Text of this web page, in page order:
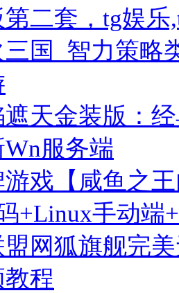
二套，tg娱
国_智力策略
天金装版：
服务端
戏【咸鱼之
+Linux手动端
盟网狐旗舰完
程